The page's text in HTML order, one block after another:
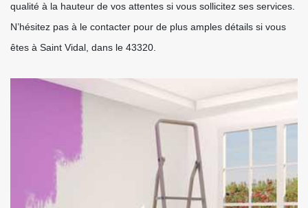
qualité à la hauteur de vos attentes si vous sollicitez ses services.
N’hésitez pas à le contacter pour de plus amples détails si vous
êtes à Saint Vidal, dans le 43320.